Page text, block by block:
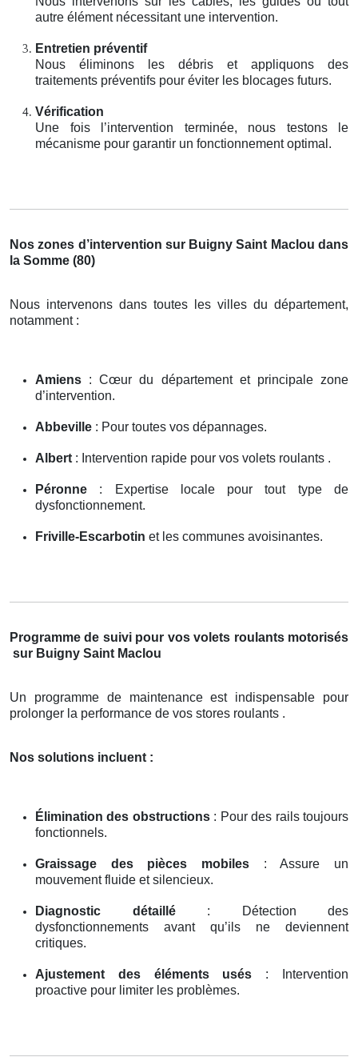
autre élément nécessitant une intervention.
Entretien préventif
Nous éliminons les débris et appliquons des
traitements préventifs pour éviter les blocages futurs.
Vérification
Une fois l’intervention terminée, nous testons le
mécanisme pour garantir un fonctionnement optimal.
Nos zones d’intervention sur Buigny Saint Maclou dans
la Somme (80)
Nous intervenons dans toutes les villes du département,
notamment :
Amiens : Cœur du département et principale zone
d’intervention.
Abbeville : Pour toutes vos dépannages.
Albert : Intervention rapide pour vos volets roulants .
Péronne : Expertise locale pour tout type de
dysfonctionnement.
Friville-Escarbotin et les communes avoisinantes.
Programme de suivi pour vos volets roulants motorisés
sur Buigny Saint Maclou
Un programme de maintenance est indispensable pour
prolonger la performance de vos stores roulants .
Nos solutions incluent :
Élimination des obstructions: Pour des rails toujours
fonctionnels.
Graissage des pièces mobiles : Assure un
mouvement fluide et silencieux.
Diagnostic détaillé: Détection des
dysfonctionnements avant qu’ils ne deviennent
critiques.
Ajustement des éléments usés : Intervention
proactive pour limiter les problèmes.